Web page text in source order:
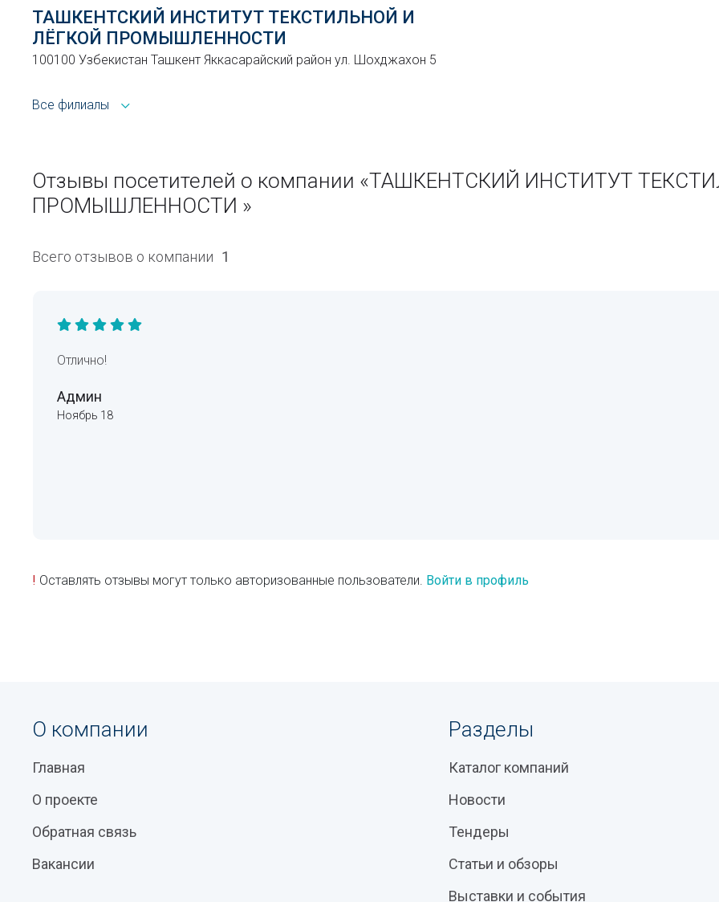
ТАШКЕНТСКИЙ ИНСТИТУТ ТЕКСТИЛЬНОЙ И
ЛЁГКОЙ ПРОМЫШЛЕННОСТИ
100100 Узбекистан Ташкент Яккасарайский район ул. Шохджахон 5
Все филиалы
Отзывы посетителей о компании «ТАШКЕНТСКИЙ ИНСТИТУТ
ПРОМЫШЛЕННОСТИ »
Всего отзывов о компании 1
Отлично!
Админ
Ноябрь 18
! Оставлять отзывы могут только авторизованные пользователи. Войти в профиль
О компании
Главная
О проекте
Обратная связь
Вакансии
Разделы
Каталог компаний
Новости
Тендеры
Статьи и обзоры
Выставки и события